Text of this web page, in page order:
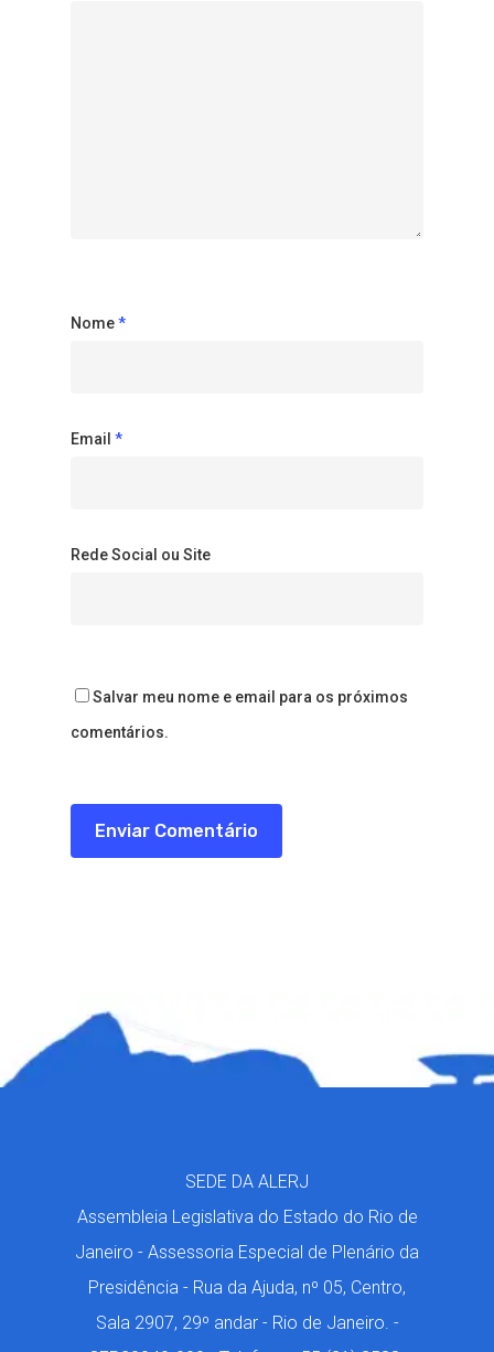
Nome*
Email *
Rede Social ou Site
Salvar meu nome e email para os próximos
comentários.
SEDE DA ALERJ
Assembleia Legislativa do Estado do Rio de
Janeiro - Assessoria Especial de Plenário da
Presidência - Rua da Ajuda, nº 05, Centro,
Sala 2907, 29º andar - Rio de Janeiro. -